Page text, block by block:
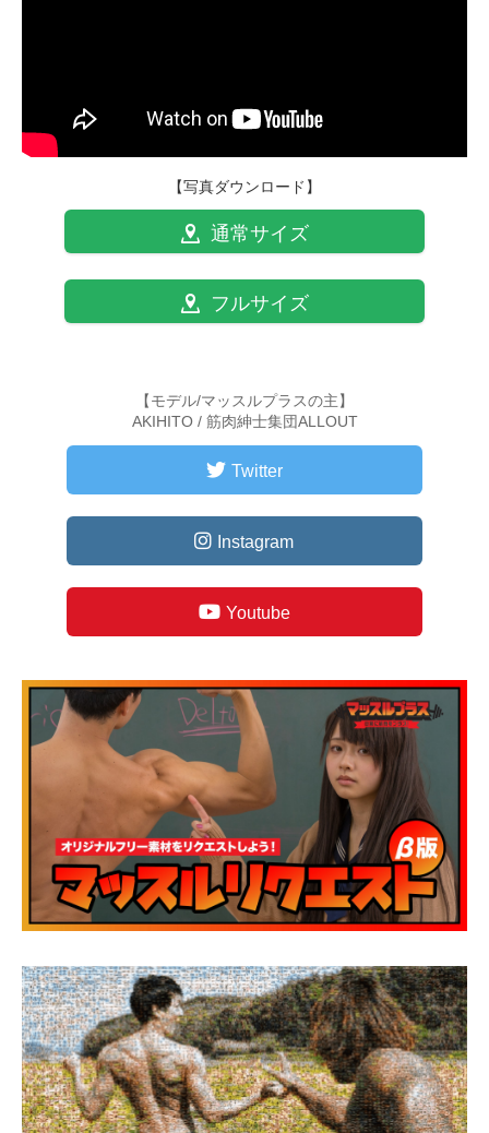
【写真ダウンロード】
通常サイズ
フルサイズ
【モデル/マッスルプラスの主】
AKIHITO / 筋肉紳士集団ALLOUT
Twitter
Instagram
Youtube